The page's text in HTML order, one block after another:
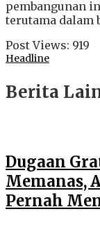
pembangunan
terutama dalam
Post Views: 919
Headline
Berita
Dugaan
Memanas,
Pernah